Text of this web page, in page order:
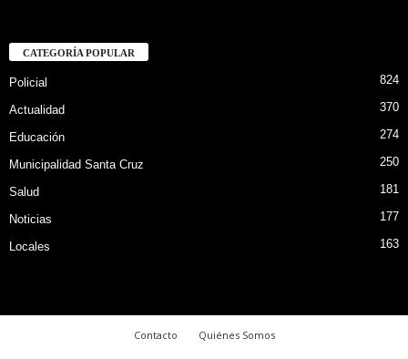
CATEGORÍA POPULAR
Policial 824
Actualidad 370
Educación 274
Municipalidad Santa Cruz 250
Salud 181
Noticias 177
Locales 163
Contacto
Quiénes Somos